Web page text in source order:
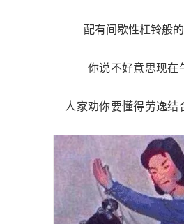
配有间歇性杠铃般
你说不好意思现在
人家劝你要懂得劳逸结